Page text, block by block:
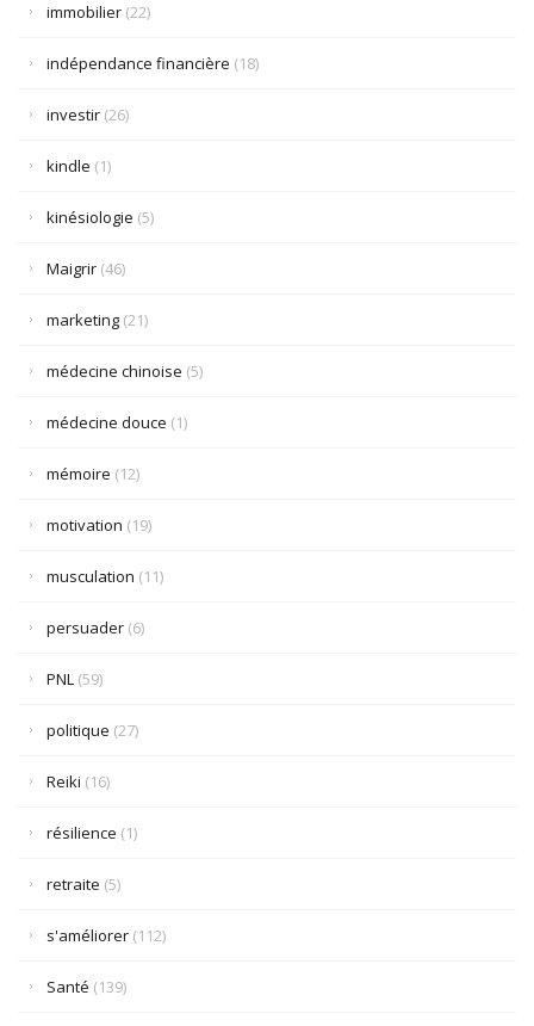
immobilier (22)
indépendance financière (18)
investir (26)
kindle (1)
kinésiologie (5)
Maigrir (46)
marketing (21)
médecine chinoise (5)
médecine douce (1)
mémoire (12)
motivation (19)
musculation (11)
persuader (6)
PNL (59)
politique (27)
Reiki (16)
résilience (1)
retraite (5)
s'améliorer (112)
Santé (139)